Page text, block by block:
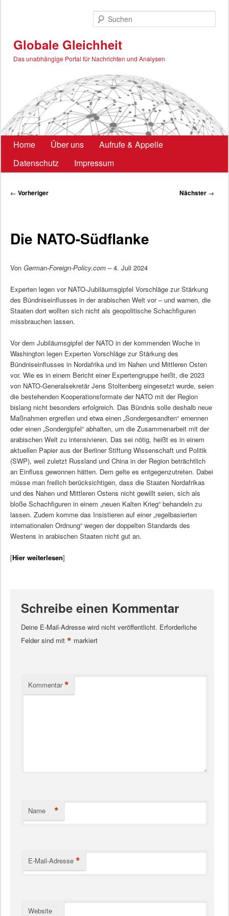
Globale Gleichheit
Das unabhängige Portal für Nachrichten und Analysen
Hauptmenü
Home Über uns
Aufrufe & Appelle
Datenschutz
Impressum
Beitragsnavigation
← Vorheriger Nächster →
Die NATO-Südflanke
Von German-Foreign-Policy.com– 4. Juli 2024
Experten legen vor NATO-Jubiläumsgipfel Vorschläge zur Stärkung
des Bündniseinflusses in der arabischen Welt vor – und warnen, die
Staaten dort wollten sich nicht als geopolitische Schachfiguren
missbrauchen lassen.
Vor dem Jubiläumsgipfel der NATO in der kommenden Woche in
Washington legen Experten Vorschläge zur Stärkung des
Bündniseinflusses in Nordafrika und im Nahen und Mittleren Osten
vor. Wie es in einem Bericht einer Expertengruppe heißt, die 2023
von NATO-Generalsekretär Jens Stoltenberg eingesetzt wurde, seien
die bestehenden Kooperationsformate der NATO mit der Region
bislang nicht besonders erfolgreich. Das Bündnis solle deshalb neue
Maßnahmen ergreifen und etwa einen „Sondergesandten“ ernennen
oder einen „Sondergipfel“ abhalten, um die Zusammenarbeit mit der
arabischen Welt zu intensivieren. Das sei nötig, heißt es in einem
aktuellen Papier aus der Berliner Stiftung Wissenschaft und Politik
(SWP), weil zuletzt Russland und China in der Region beträchtlich
an Einfluss gewonnen hätten. Dem gelte es entgegenzutreten. Dabei
müsse man freilich berücksichtigen, dass die Staaten Nordafrikas
und des Nahen und Mittleren Ostens nicht gewillt seien, sich als
bloße Schachfiguren in einem „neuen Kalten Krieg“ behandeln zu
lassen. Zudem komme das Insistieren auf einer „regelbasierten
internationalen Ordnung“ wegen der doppelten Standards des
Westens in arabischen Staaten nicht gut an.
[Hier weiterlesen]
Schreibe einen Kommentar
Deine E-Mail-Adresse wird nicht veröffentlicht. Erforderliche
Felder sind mit * markiert
Kommentar *
Name *
E-Mail-Adresse *
Website